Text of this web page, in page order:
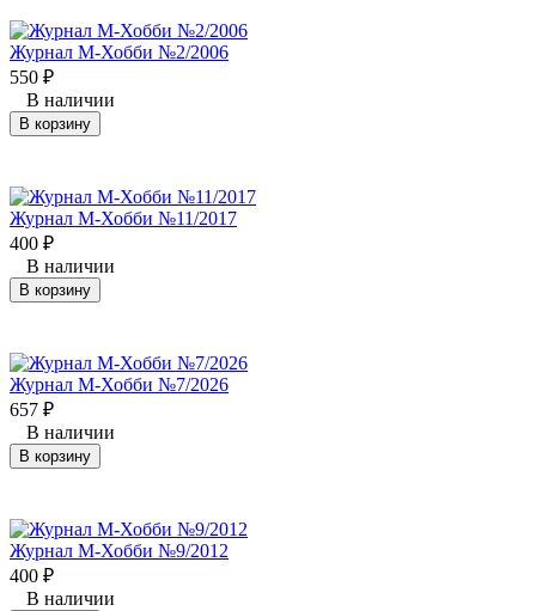
Журнал М-Хобби №2/2006
550 ₽
В наличии
В корзину
Журнал М-Хобби №11/2017
400 ₽
В наличии
В корзину
Журнал М-Хобби №7/2026
657 ₽
В наличии
В корзину
Журнал М-Хобби №9/2012
400 ₽
В наличии